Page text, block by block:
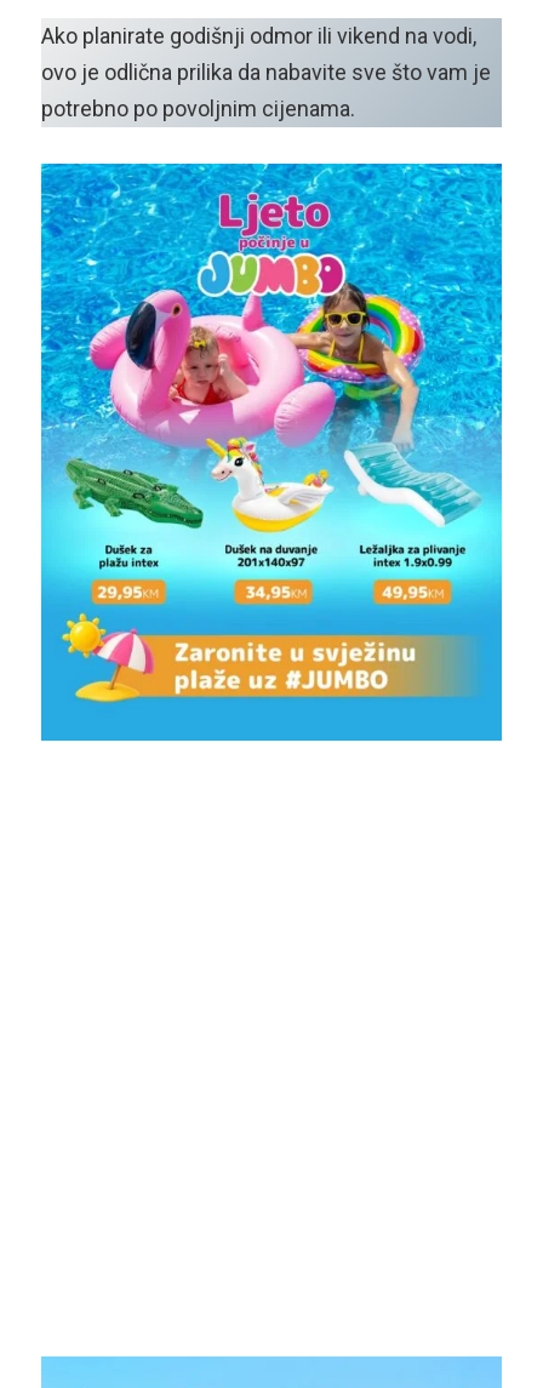
Ako planirate godišnji odmor ili vikend na vodi,
ovo je odlična prilika da nabavite sve što vam je
potrebno po povoljnim cijenama.